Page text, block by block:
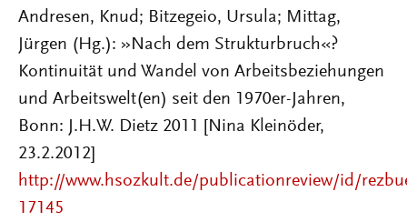
Andresen, Knud; Bitzegeio, Ursula; Mittag,
Jürgen (Hg.): »Nach dem Strukturbruch«?
Kontinuität und Wandel von Arbeitsbeziehungen
und Arbeitswelt(en) seit den 1970er-Jahren,
Bonn: J.H.W. Dietz 2011 [Nina Kleinöder,
23.2.2012]
http://www.hsozkult.de/publicationreview/id/
17145